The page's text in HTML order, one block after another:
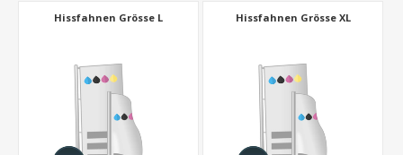
Hissfahnen Grösse L Hissfahnen Grösse XL